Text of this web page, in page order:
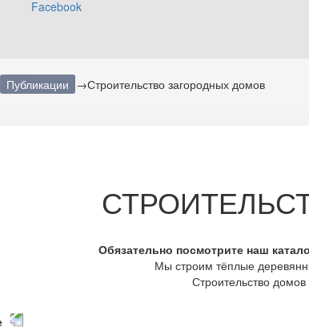
Публикации →Строительство загородных домов
Обязательно посмотрите наш
Мы строим тёплые
Строительство